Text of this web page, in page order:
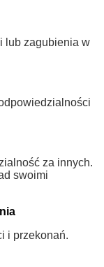
lub zagubienia w
za innych.
swoimi
i przekonań.